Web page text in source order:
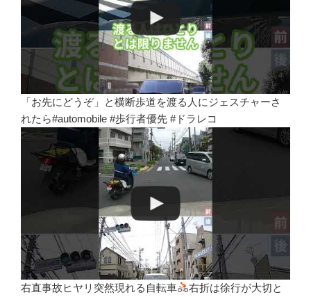
「お先にどうぞ」と横断歩道を渡る人にジェスチャーさ
れたら#automobile #歩行者優先 #ドラレコ
右直事故ヒヤリ突然現れる自転車
右折は徐行が大切と